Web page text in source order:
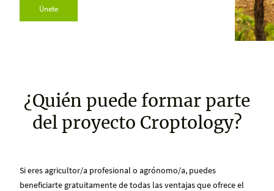
Únete
¿Quién puede formar parte
del proyecto Croptology?
Si eres agricultor/a profesional o agrónomo/a, puedes
beneficiarte gratuitamente de todas las ventajas que ofrece el